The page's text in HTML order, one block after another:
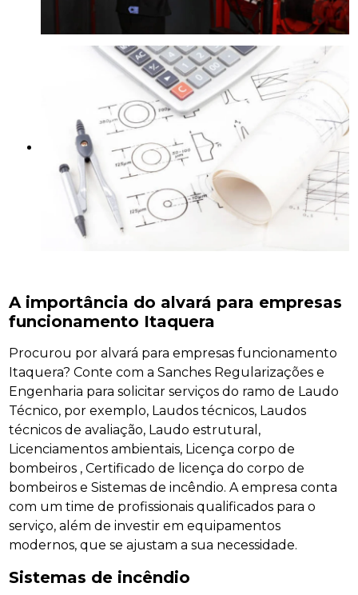
A importância do alvará para empresas
funcionamento Itaquera
Procurou por alvará para empresas funcionamento
Itaquera? Conte com a Sanches Regularizações e
Engenharia para solicitar serviços do ramo de Laudo
Técnico, por exemplo, Laudos técnicos, Laudos
técnicos de avaliação, Laudo estrutural,
Licenciamentos ambientais, Licença corpo de
bombeiros , Certificado de licença do corpo de
bombeiros e Sistemas de incêndio. A empresa conta
com um time de profissionais qualificados para o
serviço, além de investir em equipamentos
modernos, que se ajustam a sua necessidade.
Sistemas de incêndio